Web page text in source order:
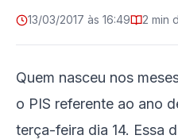
13/03/2017 às 16:49 2 min
Quem nasceu nos
o PIS referente ao ano
terça-feira dia 14. Essa